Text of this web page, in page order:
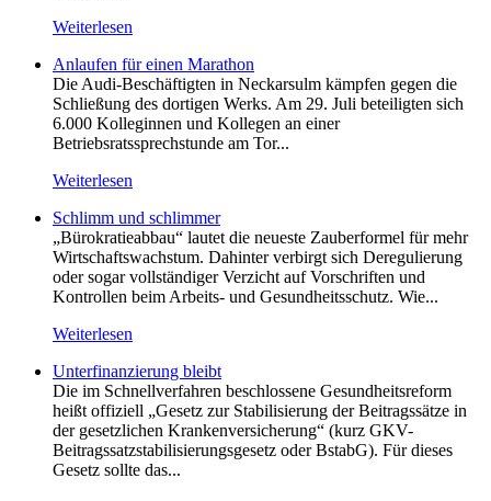
Weiterlesen
Anlaufen für einen Marathon
Die Audi-Beschäftigten in Neckarsulm kämpfen gegen die
Schließung des dortigen Werks. Am 29. Juli beteiligten sich
6.000 Kolleginnen und Kollegen an einer
Betriebsratssprechstunde am Tor...
Weiterlesen
Schlimm und schlimmer
„Bürokratieabbau“ lautet die neueste Zauberformel für mehr
Wirtschaftswachstum. Dahinter verbirgt sich Deregulierung
oder sogar vollständiger Verzicht auf Vorschriften und
Kontrollen beim Arbeits- und Gesundheitsschutz. Wie...
Weiterlesen
Unterfinanzierung bleibt
Die im Schnellverfahren beschlossene Gesundheitsreform
heißt offiziell „Gesetz zur Stabilisierung der Beitragssätze in
der gesetzlichen Krankenversicherung“ (kurz GKV-
Beitragssatzstabilisierungsgesetz oder BstabG). Für dieses
Gesetz sollte das...